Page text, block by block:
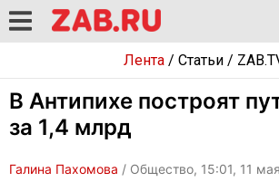
Лента/ Статьи/
В Антипихе построят
за 1,4 млрд
Галина Пахомова / Общество, 15:01, 11 мая